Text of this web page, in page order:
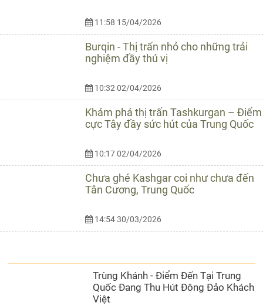
11:58 15/04/2026
Burqin - Thị trấn nhỏ cho những trải
nghiệm đầy thú vị
10:32 02/04/2026
Khám phá thị trấn Tashkurgan – Điểm
cực Tây đầy sức hút của Trung Quốc
10:17 02/04/2026
Chưa ghé Kashgar coi như chưa đến
Tân Cương, Trung Quốc
14:54 30/03/2026
Trùng Khánh - Điểm Đến Tại Trung
Quốc Đang Thu Hút Đông Đảo Khách
Việt